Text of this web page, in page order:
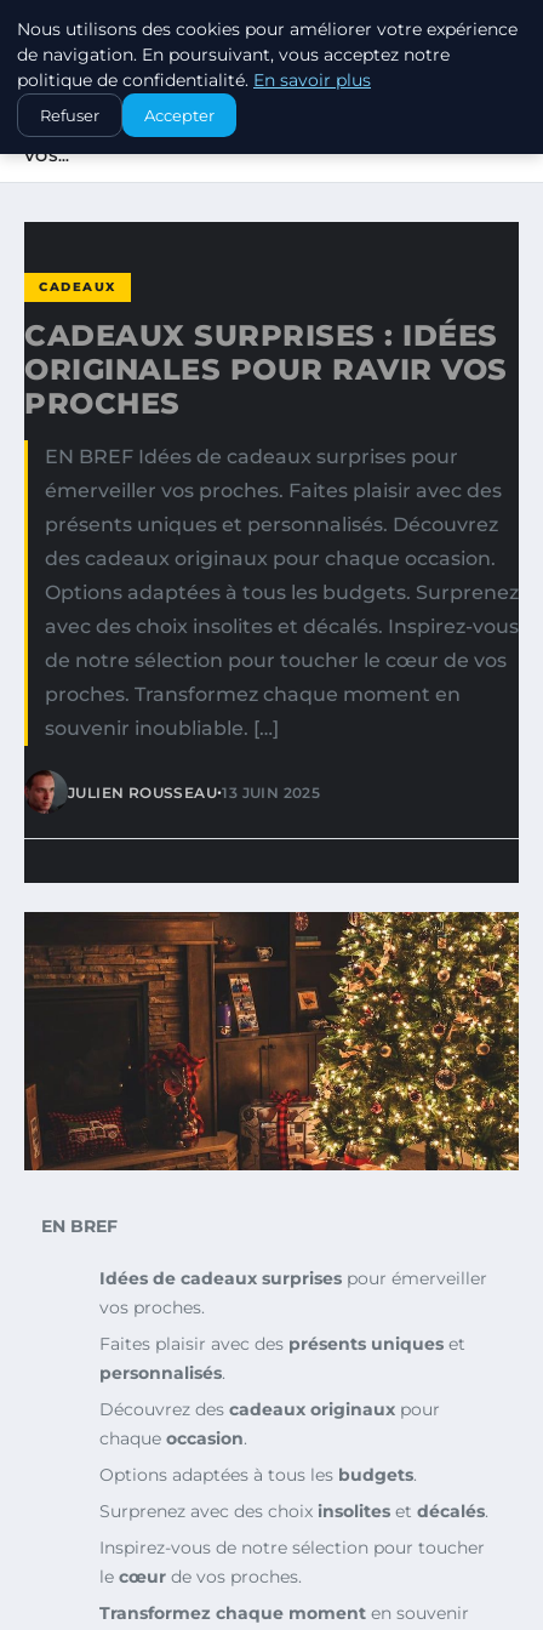
SWISSTALES
ACCUEIL
CADEAUX
CADEAUX SURPRISES : IDÉES ORIGINALES POUR RAVIR
VOS…
CADEAUX
CADEAUX SURPRISES : IDÉES
ORIGINALES POUR RAVIR VOS
PROCHES
EN BREF Idées de cadeaux surprises pour
émerveiller vos proches. Faites plaisir avec des
présents uniques et personnalisés. Découvrez
des cadeaux originaux pour chaque occasion.
Options adaptées à tous les budgets. Surprenez
avec des choix insolites et décalés. Inspirez-vous
de notre sélection pour toucher le cœur de vos
proches. Transformez chaque moment en
souvenir inoubliable. […]
JULIEN ROUSSEAU•13 JUIN 2025
EN BREF
Idées de cadeaux surprises pour émerveiller
vos proches.
Faites plaisir avec des présents uniques et
personnalisés.
Découvrez des cadeaux originaux pour
chaque occasion.
Options adaptées à tous les budgets.
Surprenez avec des choix insolites et décalés.
Inspirez-vous de notre sélection pour toucher
le cœur de vos proches.
Transformez chaque moment en souvenir
Nous utilisons des cookies pour améliorer votre expérience
de navigation. En poursuivant, vous acceptez notre
politique de confidentialité. En savoir plus
Refuser Accepter